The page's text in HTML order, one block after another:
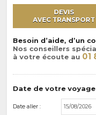
DEVIS
AVEC TRANSPORT
Besoin d’aide, d’un
Nos conseillers
à votre écoute au 01
Date de votre voyage
Date aller :